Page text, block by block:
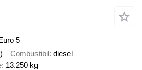
5
Combustibil diesel
13.250 kg